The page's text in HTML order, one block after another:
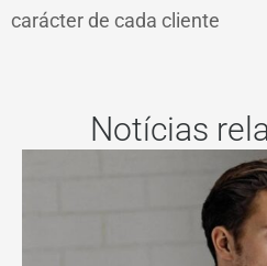
carácter de cada cliente
Notícias